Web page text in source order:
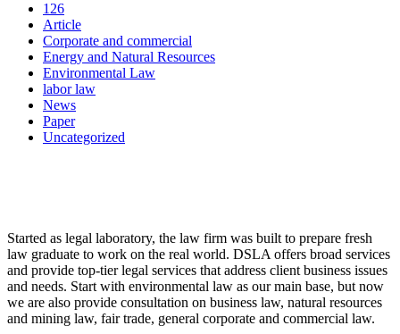
126
Article
Corporate and commercial
Energy and Natural Resources
Environmental Law
labor law
News
Paper
Uncategorized
Started as legal laboratory, the law firm was built to prepare fresh
law graduate to work on the real world. DSLA offers broad services
and provide top-tier legal services that address client business issues
and needs. Start with environmental law as our main base, but now
we are also provide consultation on business law, natural resources
and mining law, fair trade, general corporate and commercial law.